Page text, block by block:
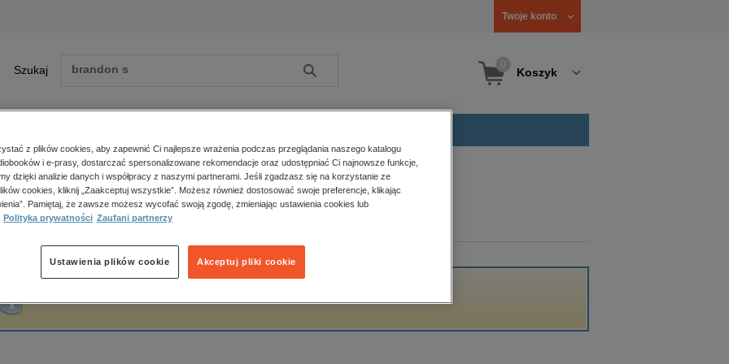
Twoje konto
Szukaj Szukaj Koszyk
Zobacz wszystkie E-prasa
polityka, społeczno-informacyjne
psychologiczne
popularno-naukowe
historia
główna Wydawnictwo Esprit
Esprit
z plików cookies, aby zapewnić Ci najlepsze wrażenia podczas przeglądania naszego katalogu
i e-prasy, dostarczać spersonalizowane rekomendacje oraz udostępniać Ci najnowsze funkcje,
dzięki analizie danych i współpracy z naszymi partnerami. Jeśli zgadzasz się na korzystanie ze
cookies, kliknij „Zaakceptuj wszystkie”. Możesz również dostosować swoje preferencje, klikając
Pamiętaj, że zawsze możesz wycofać swoją zgodę, zmieniając ustawienia cookies lub
Polityka prywatności Zaufani partnerzy
Akceptuj pliki cookie
Ustawienia plików cookie